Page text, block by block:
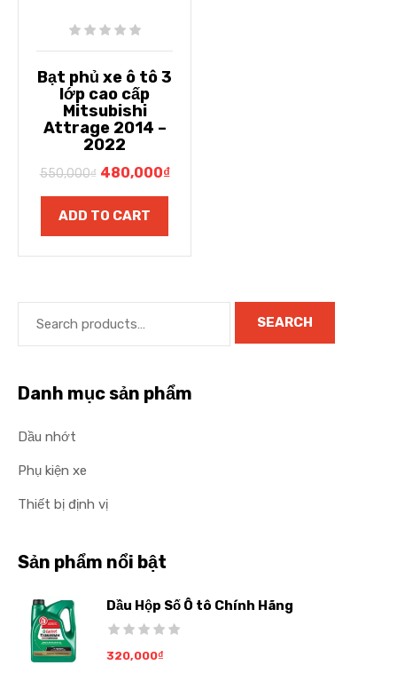
Bạt phủ xe ô tô 3
lớp cao cấp
Mitsubishi
Attrage 2014 –
2022
550,000₫ 480,000₫
ADD TO CART
SEARCH
Danh mục sản phẩm
Dầu nhớt
Phụ kiện xe
Thiết bị định vị
Sản phẩm nổi bật
Dầu Hộp Số Ô tô Chính Hãng
320,000₫